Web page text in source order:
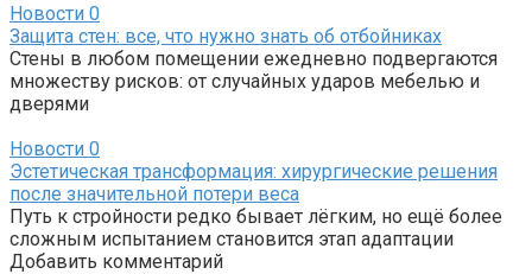
Новости 0
Защита стен: все, что нужно знать об отбойниках
Стены в любом помещении ежедневно подвергаются
множеству рисков: от случайных ударов мебелью и
дверями
Новости 0
Эстетическая трансформация: хирургические решения
после значительной потери веса
Путь к стройности редко бывает лёгким, но ещё более
сложным испытанием становится этап адаптации
Добавить комментарий